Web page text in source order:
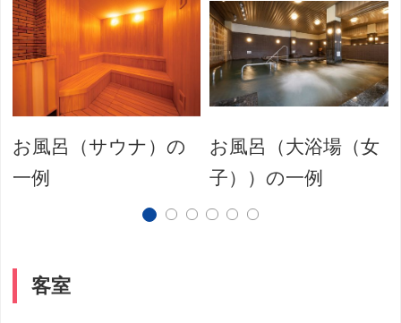
お風呂（サウナ）の
一例
お風呂（大浴場（女
子））の一例
客室